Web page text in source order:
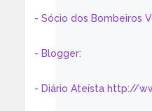
- Sócio dos Bombeiros
- Blogger:
- Diário Ateísta http://